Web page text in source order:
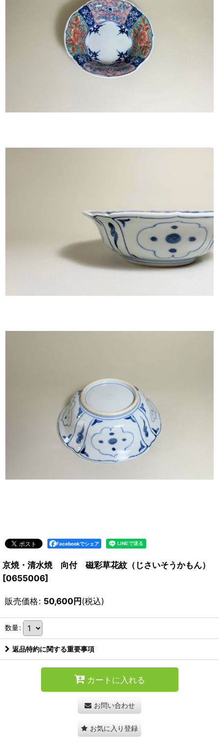
Facebookでシェア
京焼・清水焼 向付 磁彩草花紋（じさいそうかもん）
[0655006]
販売価格: 50,600円(税込)
数量:
返品特約に関する重要事項
カートに入れる
お問い合わせ
お気に入り登録